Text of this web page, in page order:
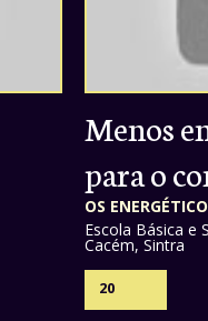
Menos
para o
OS
Escola Básica e
Cacém, Sintra
20